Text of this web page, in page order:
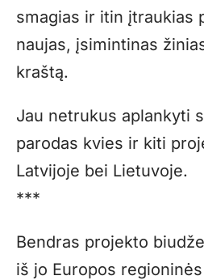
smagias ir itin įtraukias
naujas, įsimintinas
kraštą.
Jau netrukus aplankyti
parodas kvies ir kiti
Latvijoje bei Lietuvoje.
***
Bendras projekto
iš jo Europos